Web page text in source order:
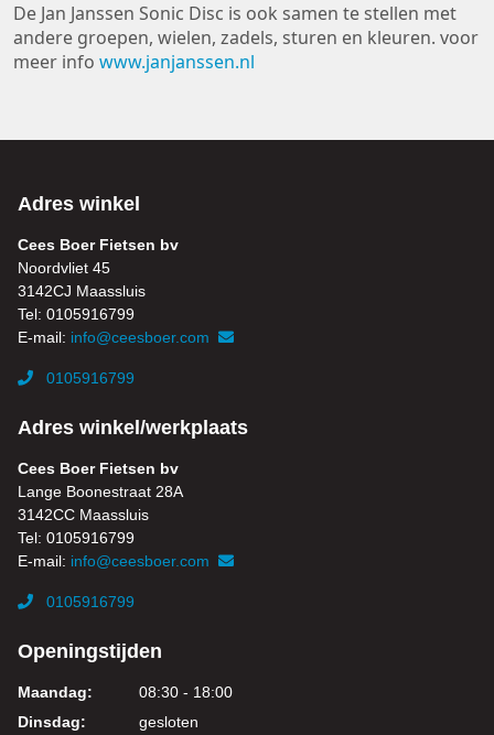
De Jan Janssen Sonic Disc is ook samen te stellen met
andere groepen, wielen, zadels, sturen en kleuren. voor
meer info www.janjanssen.nl
Adres winkel
Cees Boer Fietsen bv
Noordvliet 45
3142CJ Maassluis
Tel: 0105916799
E-mail: info@ceesboer.com
0105916799
Adres winkel/werkplaats
Cees Boer Fietsen bv
Lange Boonestraat 28A
3142CC Maassluis
Tel: 0105916799
E-mail: info@ceesboer.com
0105916799
Openingstijden
Maandag:
08:30 - 18:00
Dinsdag:
gesloten